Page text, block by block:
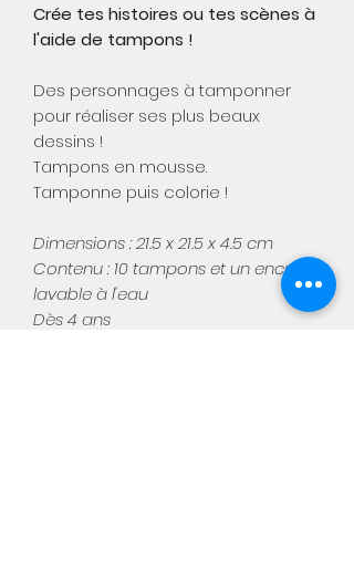
Crée tes histoires ou tes scènes à
l'aide de tampons !
Des personnages à tamponner
pour réaliser ses plus beaux
dessins !
Tampons en mousse.
Tamponne puis colorie !
Dimensions : 21.5 x 21.5 x 4.5 cm
Contenu : 10 tampons et un encreur
lavable à l'eau
Dès 4 ans